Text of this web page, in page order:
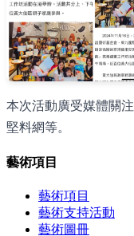
本次活動廣受媒體關
堅料網等。
藝術項目
藝術項目
藝術支持活動
藝術圖冊